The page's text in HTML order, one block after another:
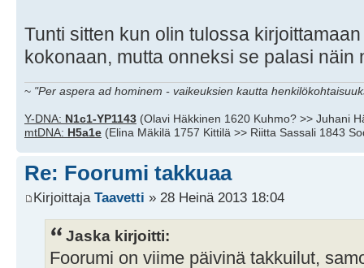
Tunti sitten kun olin tulossa
kokonaan, mutta onneksi se palasi näin
~ "Per aspera ad hominem - vaikeuksien kautta
Y-DNA: N1c1-YP1143 (Olavi Häkkinen 1620 Kuhmo? >> Juhani
mtDNA: H5a1e (Elina Mäkilä 1757 Kittilä >> Riitta Sassali 1843
Re: Foorumi takkuaa
Kirjoittaja Taavetti » 28 Heinä 2013 18:04
Jaska kirjoitti:
Foorumi on viime päivinä takkuilut,